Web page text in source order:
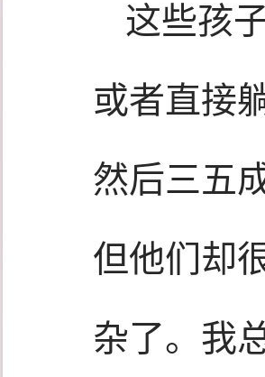
这些孩
或者直接
然后三五
但他们却
杂了。我